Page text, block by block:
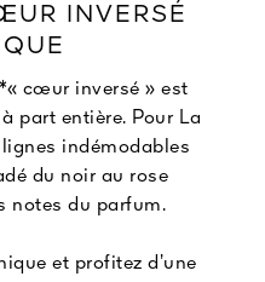
INVERSÉ
cœur inversé » est
part entière. Pour La
indémodables
du noir au rose
notes du parfum.
et profitez d’une